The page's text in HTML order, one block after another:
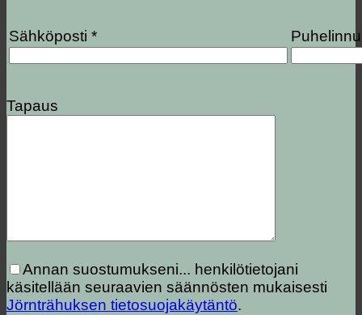
Sähköposti *
Tapaus
Annan suostumukseni... henkilötietojani
käsitellään seuraavien säännösten mukaisesti
Jörnträhuksen tietosuojakäytäntö.